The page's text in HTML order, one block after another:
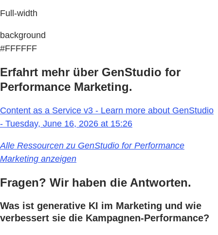
Full-width
background
#FFFFFF
Erfahrt mehr über GenStudio for
Performance Marketing.
Content as a Service v3 - Learn more about GenStudio
- Tuesday, June 16, 2026 at 15:26
Alle Ressourcen zu GenStudio for Performance
Marketing anzeigen
Fragen? Wir haben die Antworten.
Was ist generative KI im Marketing und wie
verbessert sie die Kampagnen-Performance?